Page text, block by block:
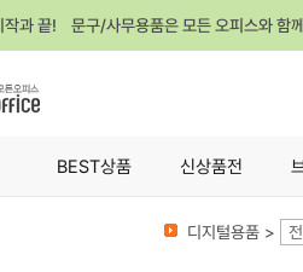
작과 끝! 문구/사무용품은 모든 오피스와 함
BEST상품 신상품전
디지털용품 >